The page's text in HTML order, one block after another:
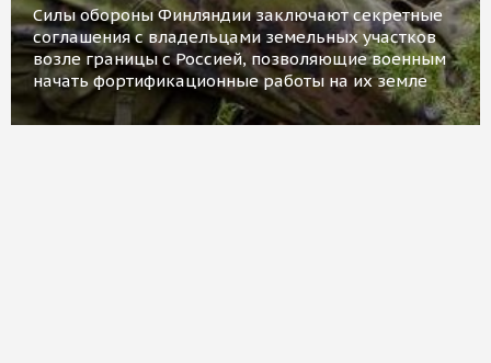
Силы обороны Финляндии заключают секретные
соглашения с владельцами земельных участков
возле границы с Россией, позволяющие военным
начать фортификационные работы на их земле